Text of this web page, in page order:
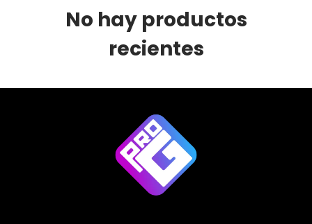
No hay productos
recientes